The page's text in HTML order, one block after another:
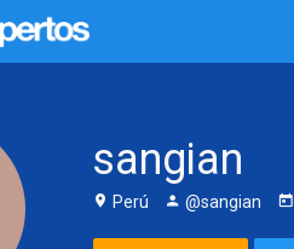
sangian
Perú @sangian